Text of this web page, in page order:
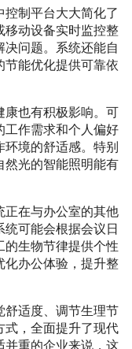
控制平台大大简化了
移动设备实时监控整
问题。系统还能自
节能优化提供可靠依
康也有积极影响。可
工作需求和个人偏好
境的舒适感。特别
然光的智能照明能有
正在与办公室的其他
可能会根据会议日
的生物节律提供个性
化办公体验，提升整
舒适度、调节生理节
式，全面提升了现代
并重的企业来说，这